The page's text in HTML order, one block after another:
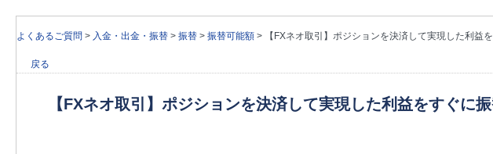
よくあるご質問 > 入金・出金・振替 > 振替 > 振替可能額 > 【FXネオ取引】ポジションを決済して実現した利益
戻る
【FXネオ取引】ポジションを決済して実現した利益をすぐに